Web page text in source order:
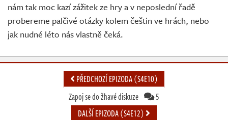
nám tak moc kazí zážitek ze hry a v neposlední řadě
probereme palčivé otázky kolem češtin ve hrách, nebo
jak nudné léto nás vlastně čeká.
PŘEDCHOZÍ EPIZODA (S4E10)
Zapoj se do žhavé diskuze
5
DALŠÍ EPIZODA (S4E12)